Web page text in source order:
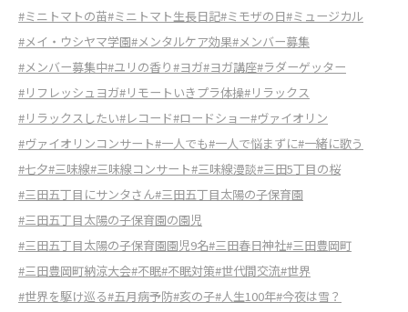
#ミニトマトの苗#ミニトマト生長日記#ミモザの日#ミュージカル
#メイ・ウシヤマ学園#メンタルケア効果#メンバー募集
#メンバー募集中#ユリの香り#ヨガ#ヨガ講座#ラダーゲッター
#リフレッシュヨガ#リモートいきプラ体操#リラックス
#リラックスしたい#レコード#ロードショー#ヴァイオリン
#ヴァイオリンコンサート#一人でも#一人で悩まずに#一緒に歌う
#七夕#三味線#三味線コンサート#三味線漫談#三田5丁目の桜
#三田五丁目にサンタさん#三田五丁目太陽の子保育園
#三田五丁目太陽の子保育園の園児
#三田五丁目太陽の子保育園園児9名#三田春日神社#三田豊岡町
#三田豊岡町納涼大会#不眠#不眠対策#世代間交流#世界
#世界を駆け巡る#五月病予防#亥の子#人生100年#今夜は雪？